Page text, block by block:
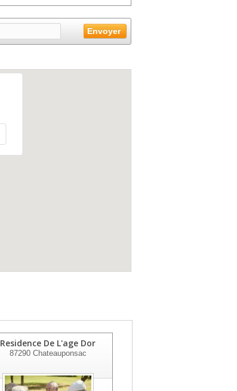
Residence De L'age Dor
87290Chateauponsac